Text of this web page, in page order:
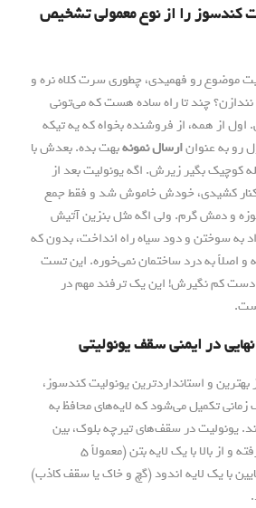
کندسوز را از نوع معمولی تشخیص
موضوع رو فهمیدی، چطوری سرت کلاه نره و
چند تا راه ساده هست که می‌تونی
از همه، از فروشنده بخواه که یه تیکه
رو به عنوانارسال نمونهبهت بده. بعدش با
کوچیک بگیر زیرش. اگه یونولیت بعد از
کشیدی، خودش خاموش شد و فقط جمع
و دمش گرم. ولی اگه مثل بنزین آتیش
به سوختن و دود سیاه راه انداخت، بدون که
و اصلاً به درد ساختمان نمی‌خوره. این تست
دست کم نگیرش! این یک ترفند مهم در
در ایمنی سقف یونولیتی
بهترین و استانداردترین یونولیت کندسوز،
زمانی تکمیل می‌شود که لایه‌های محافظ به
یونولیت در سقف‌های تیرچه بلوک، بین
تیرچه‌ها قرار گرفته و از بالا با یک لایه بتن (معمولاً ۵
با یک لایه اندود (گچ و خاک یا سقف کاذب)